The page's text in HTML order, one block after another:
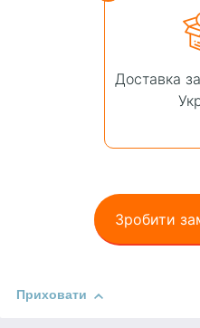
Доставка
Зробити
Приховати